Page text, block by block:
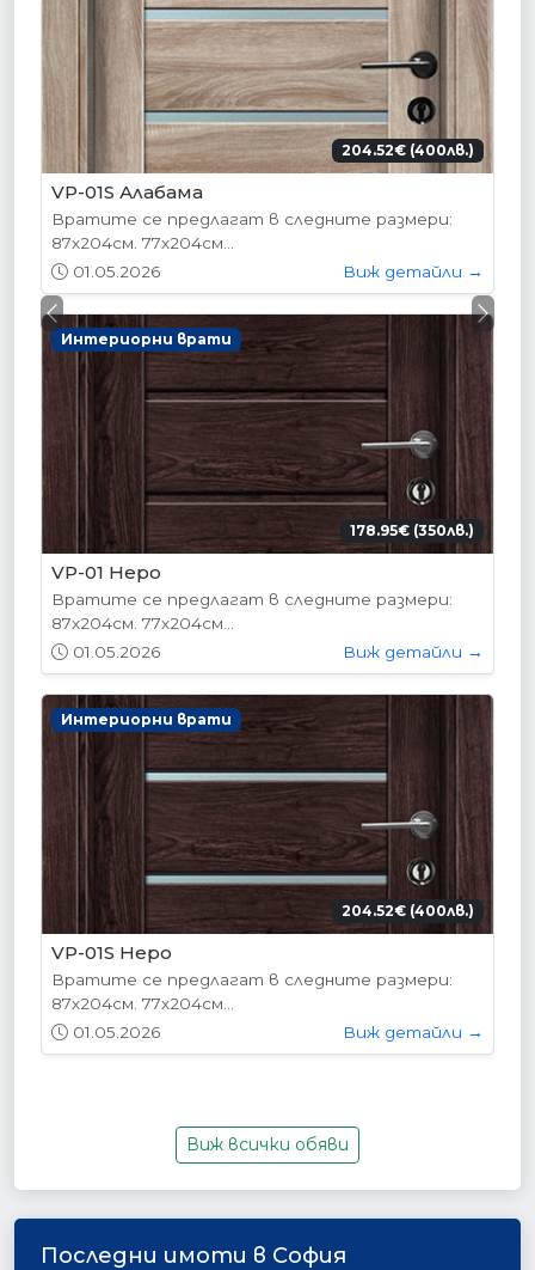
204.52€ (400лв.)
VP-01S Алабама
Вратите се предлагат в следните размери:
87х204см. 77х204см...
01.05.2026
Виж детайли →
Интериорни врати
178.95€ (350лв.)
VP-01 Hepo
Вратите се предлагат в следните размери:
87х204см. 77х204см...
01.05.2026
Виж детайли →
Интериорни врати
204.52€ (400лв.)
VP-01S Hepo
Вратите се предлагат в следните размери:
87х204см. 77х204см...
01.05.2026
Виж детайли →
Previous Next
Виж всички обяви
Последни имоти в София